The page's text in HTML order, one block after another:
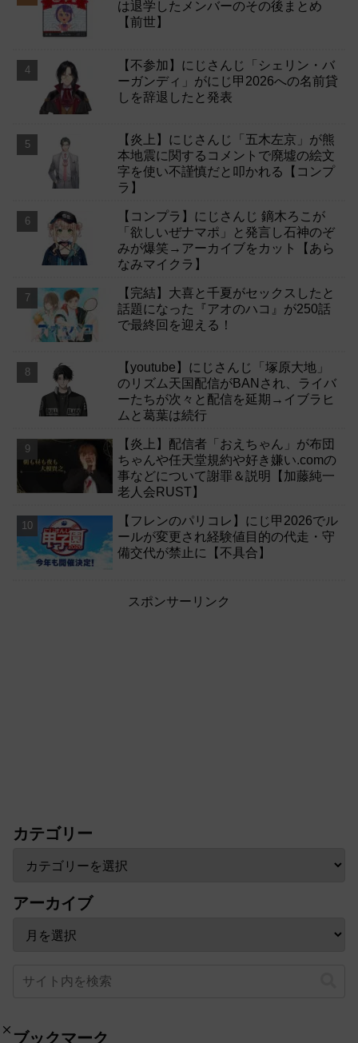
は退学したメンバーのその後まとめ
【前世】
【不参加】にじさんじ「シェリン・バ
ーガンディ」がにじ甲2026への名前貸
しを辞退したと発表
【炎上】にじさんじ「五木左京」が熊
本地震に関するコメントで廃墟の絵文
字を使い不謹慎だと叩かれる【コンプ
ラ】
【コンプラ】にじさんじ 鏑木ろこが
「欲しいぜナマポ」と発言し石神のぞ
みが爆笑→アーカイブをカット【あら
なみマイクラ】
【完結】大喜と千夏がセックスしたと
話題になった『アオのハコ』が250話
で最終回を迎える！
【youtube】にじさんじ「塚原大地」
のリズム天国配信がBANされ、ライバ
ーたちが次々と配信を延期→イブラヒ
ムと葛葉は続行
【炎上】配信者「おえちゃん」が布団
ちゃんや任天堂規約や好き嫌い.comの
事などについて謝罪＆説明【加藤純一
老人会RUST】
【フレンのパリコレ】にじ甲2026でル
ールが変更され経験値目的の代走・守
備交代が禁止に【不具合】
スポンサーリンク
カテゴリー
アーカイブ
ブックマーク